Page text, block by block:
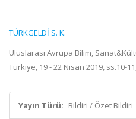
TÜRKGELDİ S. K.
Uluslarası Avrupa Bilim,
Türkiye, 19 - 22 Nisan 2019, ss.10-
Yayın Türü: Bildiri / Özet Bildiri